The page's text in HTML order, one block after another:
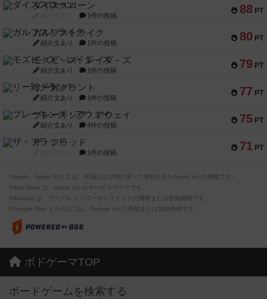
88 PT
ダイススローン
1件の投稿
80 PT
ガルフストライク
紹介文あり 1件の投稿
79 PT
モズビ－ズ・レイダ－ズ
紹介文あり 1件の投稿
77 PT
リー対グラント
紹介文あり 1件の投稿
75 PT
ブレーキング・アウェイ
紹介文あり 4件の投稿
71 PT
ザ・フラッド
1件の投稿
※Apple、Apple のロゴ は、米国および他の国々で登録されたApple Inc.の商標です。
※App Store は、Apple Inc.のサービスマークです。
※Android は、グーグル インコーポレイテッドの商標または登録商標です。
※Google Play とそのロゴは、Google Inc.の商標または登録商標です。
ボドゲーマTOP
ボードゲームを検索する